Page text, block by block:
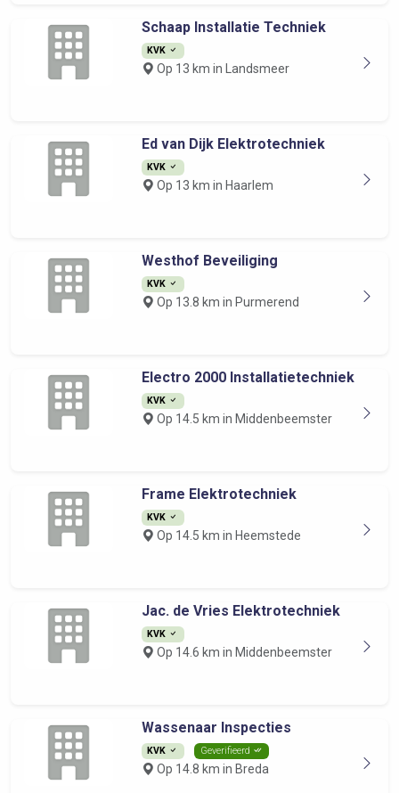
Schaap Installatie Techniek
KVK
Op 13 km in Landsmeer
Ed van Dijk Elektrotechniek
KVK
Op 13 km in Haarlem
Westhof Beveiliging
KVK
Op 13.8 km in Purmerend
Electro 2000 Installatietechniek
KVK
Op 14.5 km in Middenbeemster
Frame Elektrotechniek
KVK
Op 14.5 km in Heemstede
Jac. de Vries Elektrotechniek
KVK
Op 14.6 km in Middenbeemster
Wassenaar Inspecties
KVK Geverifieerd
Op 14.8 km in Breda